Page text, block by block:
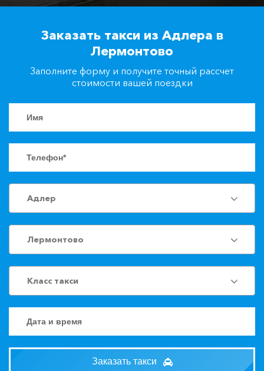
Заказать такси
Заказать такси из Адлера в
Лермонтово
Заполните форму и получите точный рассчет
стоимости вашей поездки
Адлер
Лермонтово
Класс такси
Заказать такси